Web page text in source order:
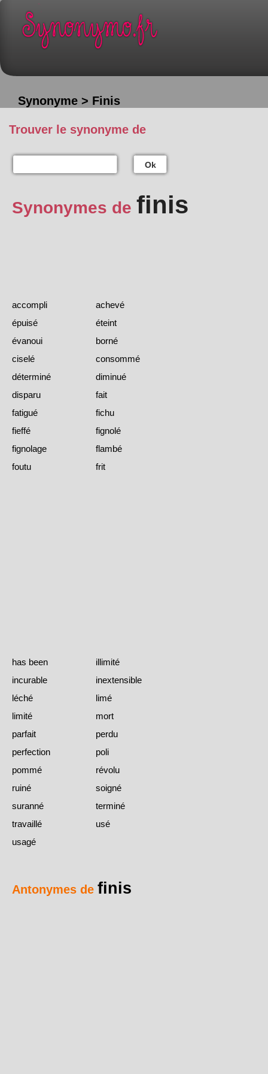
Synonyme > Finis
Trouver le synonyme de
Ok
Synonymes de finis
accompli
achevé
épuisé
éteint
évanoui
borné
ciselé
consommé
déterminé
diminué
disparu
fait
fatigué
fichu
fieffé
fignolé
fignolage
flambé
foutu
frit
has been
illimité
incurable
inextensible
léché
limé
limité
mort
parfait
perdu
perfection
poli
pommé
révolu
ruiné
soigné
suranné
terminé
travaillé
usé
usagé
Antonymes de finis